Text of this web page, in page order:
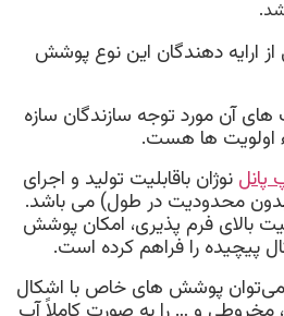
ارایه دهندگان این نوع پوشش
آن مورد توجه سازندگان سازه
اولویت ها هست.
پانل نوژان باقابلیت تولید و اجرای
محدودیت در طول) می باشد.
بالای فرم پذیری، امکان پوشش
را فراهم کرده است.
می‌توان پوشش های خاص با اشکال